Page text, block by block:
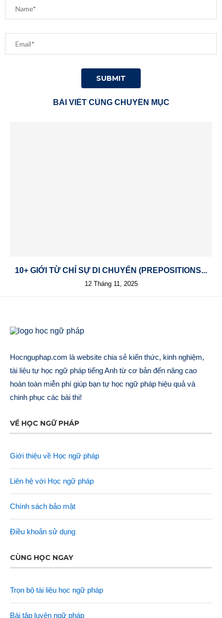
BÀI VIẾT CÙNG CHUYÊN MỤC
10+ GIỚI TỪ CHỈ SỰ DI CHUYỂN (PREPOSITIONS...
12 Tháng 11, 2025
Hocnguphap.com là website chia sẻ kiến thức, kinh nghiệm,
tài liệu tự học ngữ pháp tiếng Anh từ cơ bản đến nâng cao
hoàn toàn miễn phí giúp bạn tự học ngữ pháp hiệu quả và
chinh phục các bài thi!
VỀ HỌC NGỮ PHÁP
Giới thiệu về Học ngữ pháp
Liên hệ với Học ngữ pháp
Chính sách bảo mật
Điều khoản sử dụng
CÙNG HỌC NGAY
Trọn bộ tài liệu học ngữ pháp
Bài tập luyện ngữ pháp